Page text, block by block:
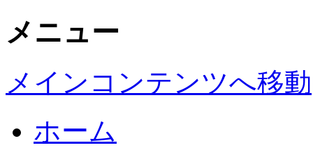
メニュー
メインコンテンツへ移動
ホーム